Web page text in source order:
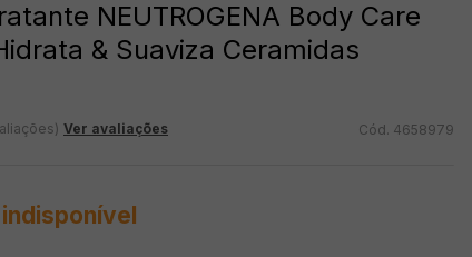
NEUTROGENA Body Care
& Suaviza Ceramidas
Ver avaliações 4658979